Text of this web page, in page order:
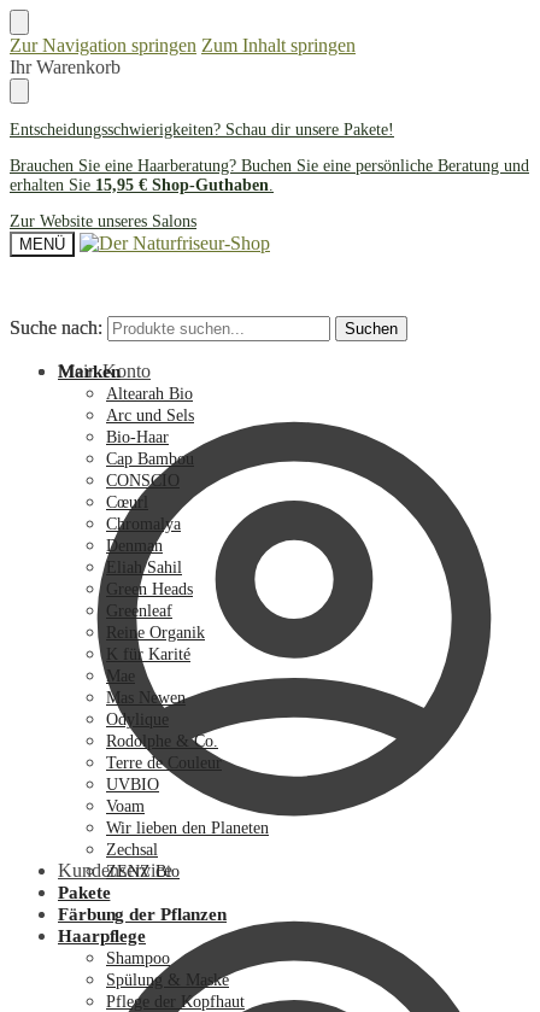
Zur Navigation springen Zum Inhalt springen
Ihr Warenkorb
Entscheidungsschwierigkeiten? Schau dir unsere Pakete!
Brauchen Sie eine Haarberatung? Buchen Sie eine persönliche Beratung und
erhalten Sie 15,95 € Shop-Guthaben.
Zur Website unseres Salons
MENÜ
Suche nach: Suchen
Mein Konto
Kundenservice
Suche nach: Suchen
Marken
Altearah Bio
Arc und Sels
Bio-Haar
Cap Bambou
CONSCIO
Cœurl
Chromalya
Denman
Eliah Sahil
Green Heads
Greenleaf
Reine Organik
K für Karité
Mae
Mas Newen
Odylique
Rodolphe & Co.
Terre de Couleur
UVBIO
Voam
Wir lieben den Planeten
Zechsal
ZENZ Bio
Pakete
Färbung der Pflanzen
Haarpflege
Shampoo
Spülung & Maske
Pflege der Kopfhaut